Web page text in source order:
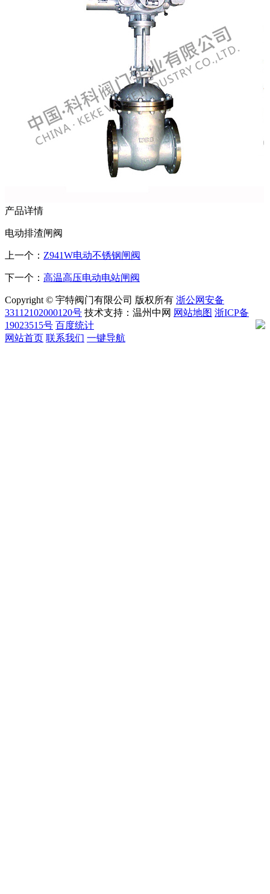
产品详情
电动排渣闸阀
上一个： Z941W电动不锈钢闸阀
下一个： 高温高压电动电站闸阀
Copyright © 宇特阀门有限公司 版权所有 浙公网安备
33112102000120号 技术支持：温州中网 网站地图 浙ICP备
19023515号 百度统计
网站首页 联系我们 一键导航